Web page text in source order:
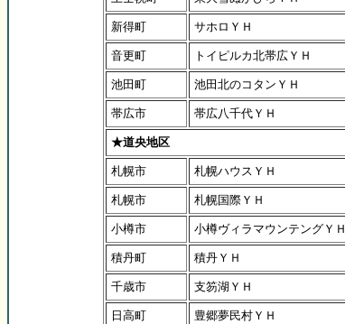
新得町 サホロＹＨ
音更町 トイピルカ北帯広ＹＨ
池田町 池田北のコタンＹＨ
帯広市 帯広八千代ＹＨ
★道央地区
札幌市 札幌ハウスＹＨ
札幌市 札幌国際ＹＨ
小樽市 小樽ヴィラマウンテングＹＨ
積丹町 積丹ＹＨ
千歳市 支笏湖ＹＨ
日高町 豊郷夢民村ＹＨ